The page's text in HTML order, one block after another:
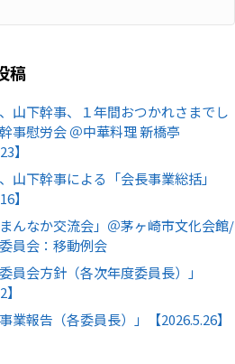
稿
山下幹事、１年間おつかれさまでし
事慰労会 ＠中華料理 新橋亭
】
山下幹事による「会長事業総括」
】
まんなか交流会」＠茅ヶ崎市文化会館/
員会：移動例会
員会方針（各次年度委員長）」
業報告（各委員長）」【2026.5.26】